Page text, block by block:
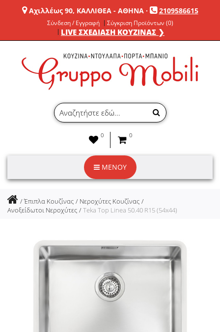
Αχιλλέως 90, ΚΑΛΛΙΘΕΑ - ΑΘΗΝΑ· 2109586615
Σύνδεση / Εγγραφή Σύγκριση Προϊόντων (0)
LIVE ΣΧΕΔΙΑΣΗ ΚΟΥΖΙΝΑΣ ❯
0 0
ΜΕΝΟΥ
Έπιπλα Κουζίνας
Νεροχύτες Κουζίνας
Ανοξείδωτοι Νεροχύτες
Teka Top Linea 50.40 R15 (54x44)